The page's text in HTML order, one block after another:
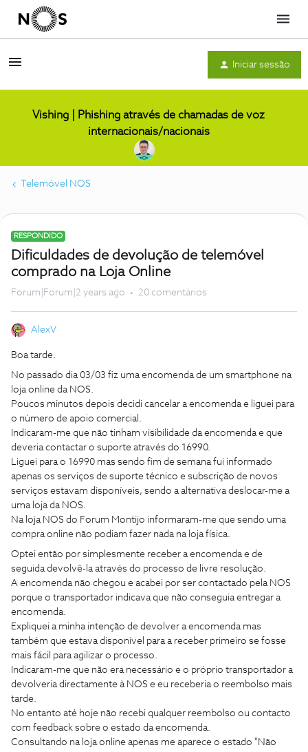
Menu
Iniciar sessão
Vishing | Phishing através de chamadas de voz
internacionais/nacionais
Telemóvel NOS
RESPONDIDO
Dificuldades de devolução de telemóvel
comprado na Loja Online
Forum|Forum|2 years ago 20 comentários
AlexV
Boa tarde.
No passado dia 03/03 fiz uma encomenda de um smartphone na
loja online da NOS.
Poucos minutos depois decidi cancelar a encomenda e liguei para
o número de apoio comercial.
Indicaram-me que não tinham visibilidade da encomenda e que
deveria contactar o suporte através do 16990.
Liguei para o 16990 mas sendo fim de semana fui informado
apenas os serviços de suporte técnico e subscrição de novos
serviços estavam disponíveis, sendo a alternativa deslocar-me a
uma loja da NOS.
Na loja NOS do Forum Montijo informaram-me que sendo uma
compra online não podiam fazer nada na loja física.
Optei então por simplesmente receber a encomenda e de
seguida devolvê-la através do processo de livre resolução.
A encomenda não chegou e acabei por ser contactado pela NOS
porque o transportador indicava que não conseguia entregar a
encomenda.
Expliquei a minha intenção de devolver a encomenda mas
também que estava disponível para a receber primeiro se fosse
mais fácil para agilizar o processo.
Indicaram-me que não era necessário e o próprio transportador a
devolveria directamente à NOS e eu receberia o reembolso mais
tarde.
No entanto até hoje não recebi qualquer reembolso ou contacto
com feedback sobre o estado da encomenda.
Consultando na loja online apenas me aparece o estado "Não